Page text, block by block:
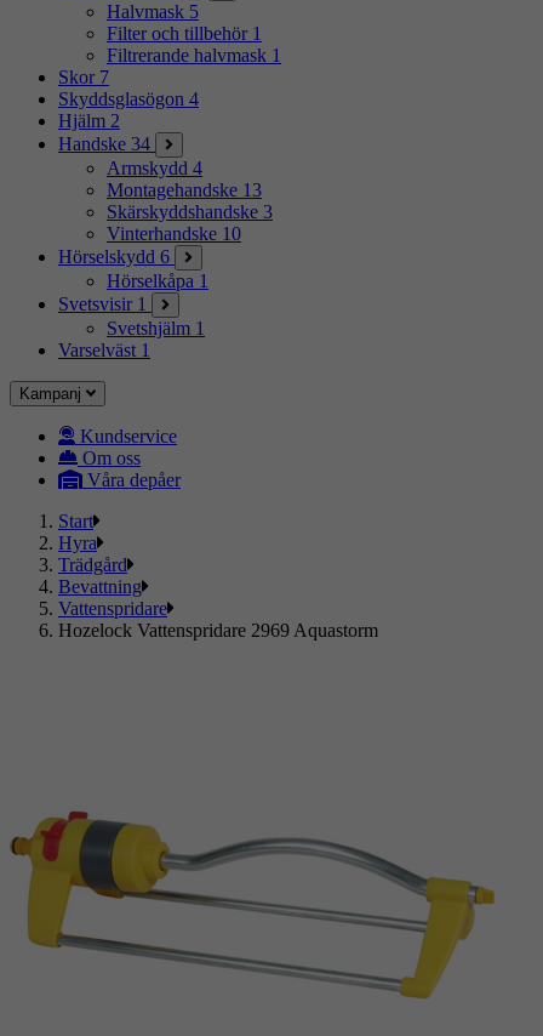
Halvmask 5
Filter och tillbehör 1
Filtrerande halvmask 1
Skor 7
Skyddsglasögon 4
Hjälm 2
Handske 34
Armskydd 4
Montagehandske 13
Skärskyddshandske 3
Vinterhandske 10
Hörselskydd 6
Hörselkåpa 1
Svetsvisir 1
Svetshjälm 1
Varselväst 1
Kampanj
Kundservice
Om oss
Våra depåer
Start
Hyra
Trädgård
Bevattning
Vattenspridare
Hozelock Vattenspridare 2969 Aquastorm